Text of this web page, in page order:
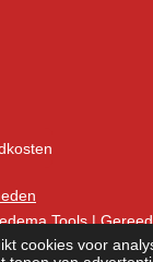
cookies voor
Tools |